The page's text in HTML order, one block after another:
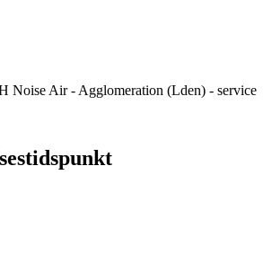
Noise Air - Agglomeration (Lden) - service